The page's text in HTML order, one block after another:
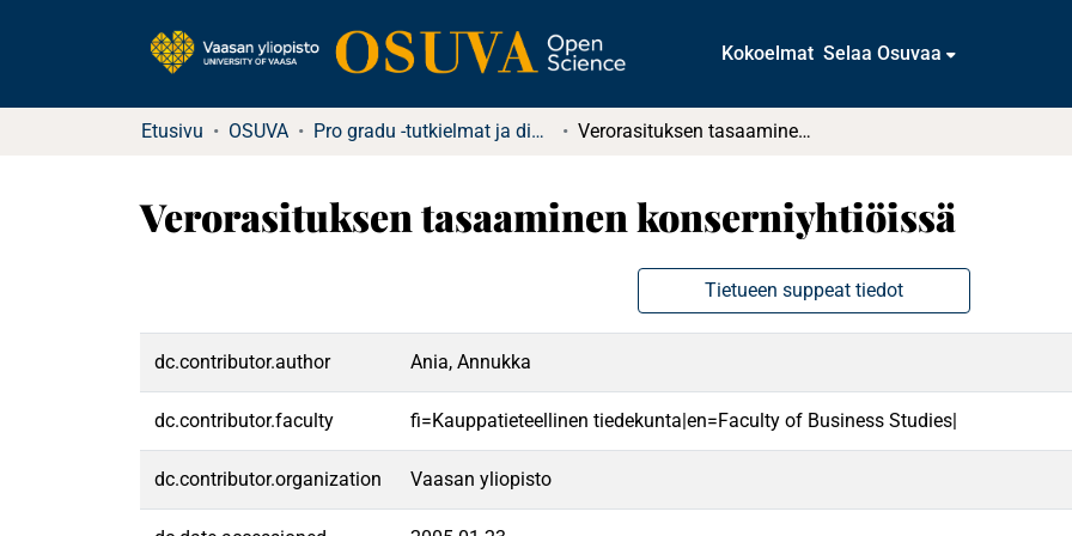
Kokoelmat Selaa Osuvaa
Etusivu OSUVA Pro gradu -tutkielmat ja diplomityöt Verorasituksen tasaaminen konserniyhtiöissä
Verorasituksen tasaaminen konserniyhtiöissä
Tietueen suppeat tiedot
dc.contributor.author Ania, Annukka
dc.contributor.faculty fi=Kauppatieteellinen tiedekunta|en=Faculty of Business Studies|
dc.contributor.organization Vaasan yliopisto